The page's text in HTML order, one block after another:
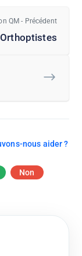
QM - Précédent
nous aider ?
Non